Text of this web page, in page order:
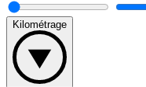
Kilométrage